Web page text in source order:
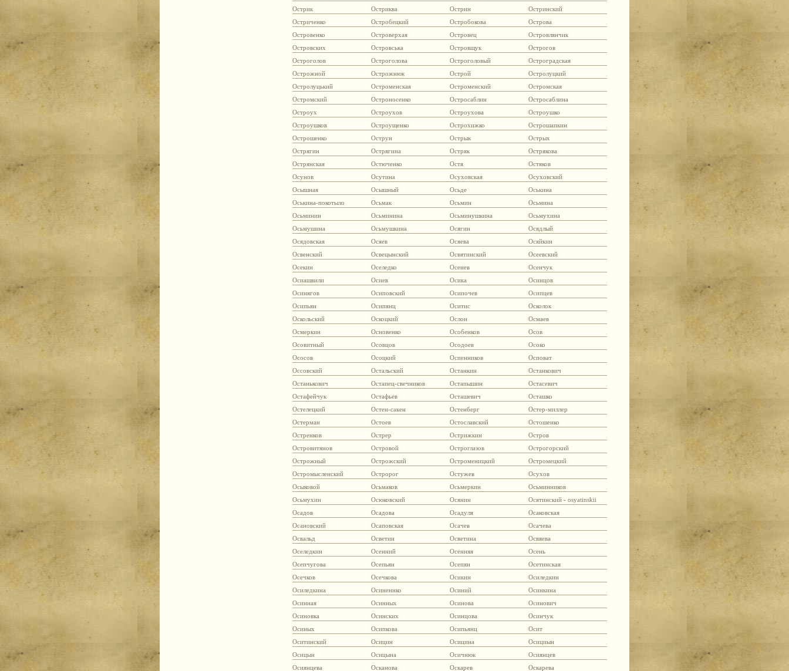
Острик
Остриква Острин
Остринский
Остриченко
Остробецкий Остробокова
Острова
Островенко
Островерхая Островец
Островлянчик
Островских
Островська Островщук
Острогов
Остроголов
Остроголова Остроголовый
Остроградская
Острожной
Острожнюк Острой
Остролуцкий
Остролуцький
Остроменская Остроменский
Остромская
Остромский
Остроносенко Остросаблин
Остросаблина
Остроух
Остроухов Остроухова
Остроушко
Остроушков
Остроущенко Острохижко
Острошапкин
Острошенко
Острун Острык
Острых
Острягин
Острягина Остряк
Острякова
Острянская
Остюченко Остя
Остяков
Осунов
Осутина Осуховская
Осуховский
Осышная
Осышный Осьде
Оськина
Оськина-покотыло
Осьмак Осьмин
Осьмина
Осьминин
Осьминина Осьминушкина
Осьмухина
Осьмушина
Осьмушкина Осягин
Осядлый
Осядовская
Осяев Осяева
Осяйкин
Освенский
Освецынский Освятинский
Осеевский
Осекин
Оселедко Осенев
Осенчук
Осиашвили
Осиев Осика
Осинцов
Осинягов
Осиповский Осипочев
Осипцев
Осипьян
Осипянц Оситис
Осколок
Оскольский
Оскоцкий Ослон
Осмаев
Осмеркин
Основенко Особенков
Осов
Осовитный
Осовцов Осодоев
Осоко
Ососов
Осоцкий Оспенников
Осповат
Оссовский
Остальский Останкин
Останкович
Останькович
Остапец-свечников Остапышин
Остасевич
Остафейчук
Остафьев Осташевич
Осташко
Остелецкий
Остен-сакен Остенберг
Остер-миллер
Остерман
Остоев Остославский
Остошенко
Остренков
Острер Острижкин
Остров
Островитянов
Островой Остроглазов
Острогорский
Острожный
Острожский Остроменицкий
Остромецкий
Остромысленский
Остророг Остужев
Осухов
Осыковой
Осьмаков Осьмеркин
Осьминников
Осьмухин
Осюковский Осянин
Осятинский - osyatinskii
Осадов
Осадова Осадуля
Осаковская
Осановский
Осаповская Осачев
Осачева
Освальд
Осветин Осветина
Освяева
Оселедкин
Осенний Осенняя
Осень
Осепчугова
Осепьян Осепян
Осетинская
Осечков
Осечкова Осикин
Осиледкин
Осиледкина
Осиненнко Осиний
Осинкина
Осинная
Осинных Осинова
Осинович
Осиновка
Осинских Осинцова
Осинчук
Осиных
Осипкова Осипьянц
Осит
Оситинский
Осицин Осицина
Осициын
Осицын
Осицына Осичнюк
Осиянцев
Осиянцева
Осканова Оскарев Оскарева